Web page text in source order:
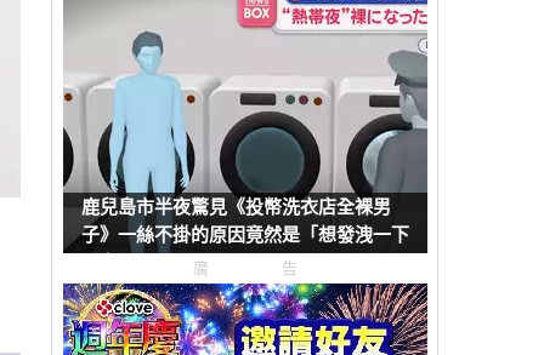
鹿兒島市半夜驚見《投幣洗衣店全裸男
子》一絲不掛的原因竟然是「想發洩一下
廣告